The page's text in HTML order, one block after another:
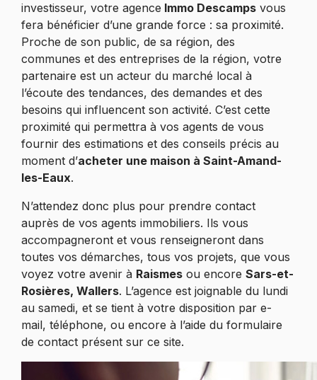
investisseur, votre agence Immo Descampsvous
fera bénéficier d’une grande force : sa proximité.
Proche de son public, de sa région, des
communes et des entreprises de la région, votre
partenaire est un acteur du marché local à
l’écoute des tendances, des demandes et des
besoins qui influencent son activité. C’est cette
proximité qui permettra à vos agents de vous
fournir des estimations et des conseils précis au
moment d’acheter une maison à Saint-Amand-
les-Eaux.
N’attendez donc plus pour prendre contact
auprès de vos agents immobiliers. Ils vous
accompagneront et vous renseigneront dans
toutes vos démarches, tous vos projets, que vous
voyez votre avenir à Raismesou encore Sars-et-
Rosières, Wallers. L’agence est joignable du lundi
au samedi, et se tient à votre disposition par e-
mail, téléphone, ou encore à l’aide du formulaire
de contact présent sur ce site.